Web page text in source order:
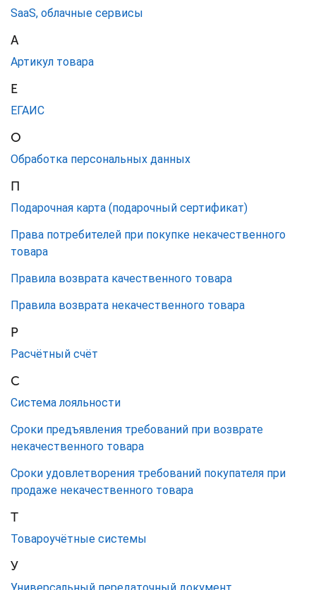
SaaS, облачные сервисы
А
Артикул товара
Е
ЕГАИС
О
Обработка персональных данных
П
Подарочная карта (подарочный сертификат)
Права потребителей при покупке некачественного
товара
Правила возврата качественного товара
Правила возврата некачественного товара
Р
Расчётный счёт
С
Система лояльности
Сроки предъявления требований при возврате
некачественного товара
Сроки удовлетворения требований покупателя при
продаже некачественного товара
Т
Товароучётные системы
У